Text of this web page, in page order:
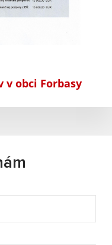
v obci Forbasy